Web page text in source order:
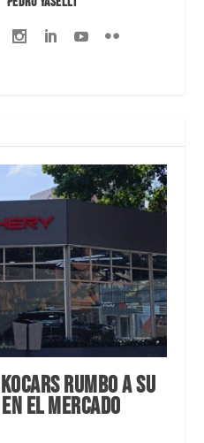
rumbo a su
el mercado